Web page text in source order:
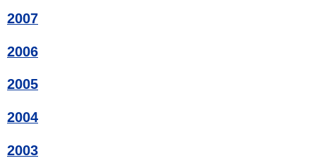
2007
2006
2005
2004
2003